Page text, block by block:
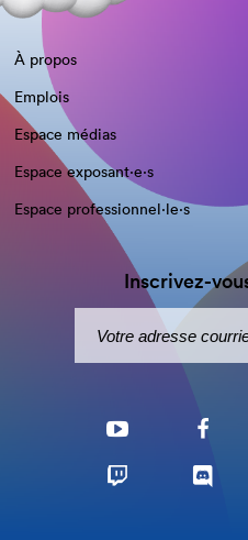
À propos
Emplois
Espace médias
Espace exposant·e⋅s
Espace professionnel·le⋅s
Inscrivez-